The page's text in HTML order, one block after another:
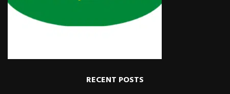
RECENT POSTS